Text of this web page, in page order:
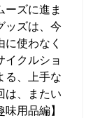
ーズに進ま
ッズは、今
使わなく
イクルショ
る、上手な
は、またい
用品編】